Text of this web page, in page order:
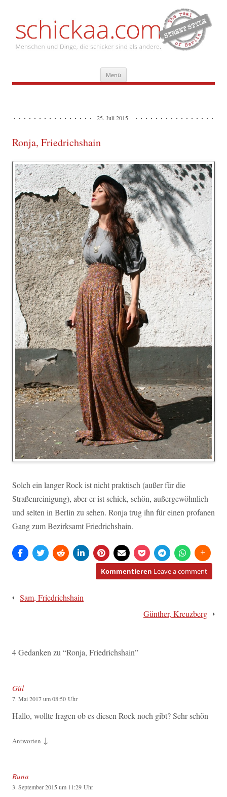
Menü Inhalt
springen
25. Juli 2015
Ronja, Friedrichshain
Solch ein langer Rock ist nicht praktisch (außer für die
Straßenreinigung), aber er ist schick, schön, außergewöhnlich
und selten in Berlin zu sehen. Ronja trug ihn für einen profanen
Gang zum Bezirksamt Friedrichshain.
Kommentieren Leave a comment
Beitragsnavigation
Sam, Friedrichshain
Günther, Kreuzberg
4 Gedanken zu “Ronja, Friedrichshain”
Gül
7. Mai 2017 um 08:50 Uhr
Hallo, wollte fragen ob es diesen Rock noch gibt? Sehr schön
Antworten ↓
Runa
3. September 2015 um 11:29 Uhr